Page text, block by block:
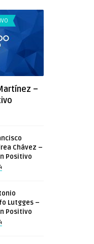
–
Chávez –
Positivo
Lutgges –
Positivo